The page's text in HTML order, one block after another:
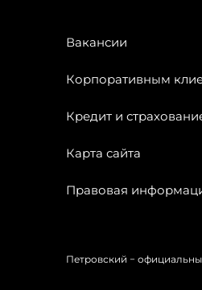
Вакансии
Корпоративным
Кредит и
Карта сайта
Правовая
Петровский −